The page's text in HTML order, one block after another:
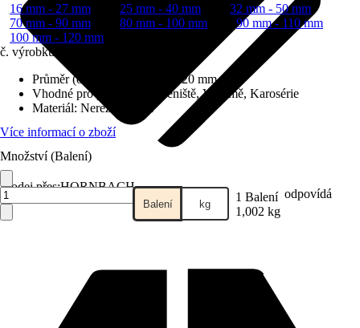
Prodej přes:HORNBACH
16 mm - 27 mm
25 mm - 40 mm
32 mm - 50 mm
70 mm - 90 mm
80 mm - 100 mm
90 mm - 110 mm
100 mm - 120 mm
č. výrobku
Průměr (od - do)
100 mm - 120 mm
Vhodné pro prostory
Staveniště, V domě, Karosérie
Materiál: Nerezová ocel
Více informací o zboží
Množství (Balení)
Balení kg 1 Balení odpovídá
1,002 kg